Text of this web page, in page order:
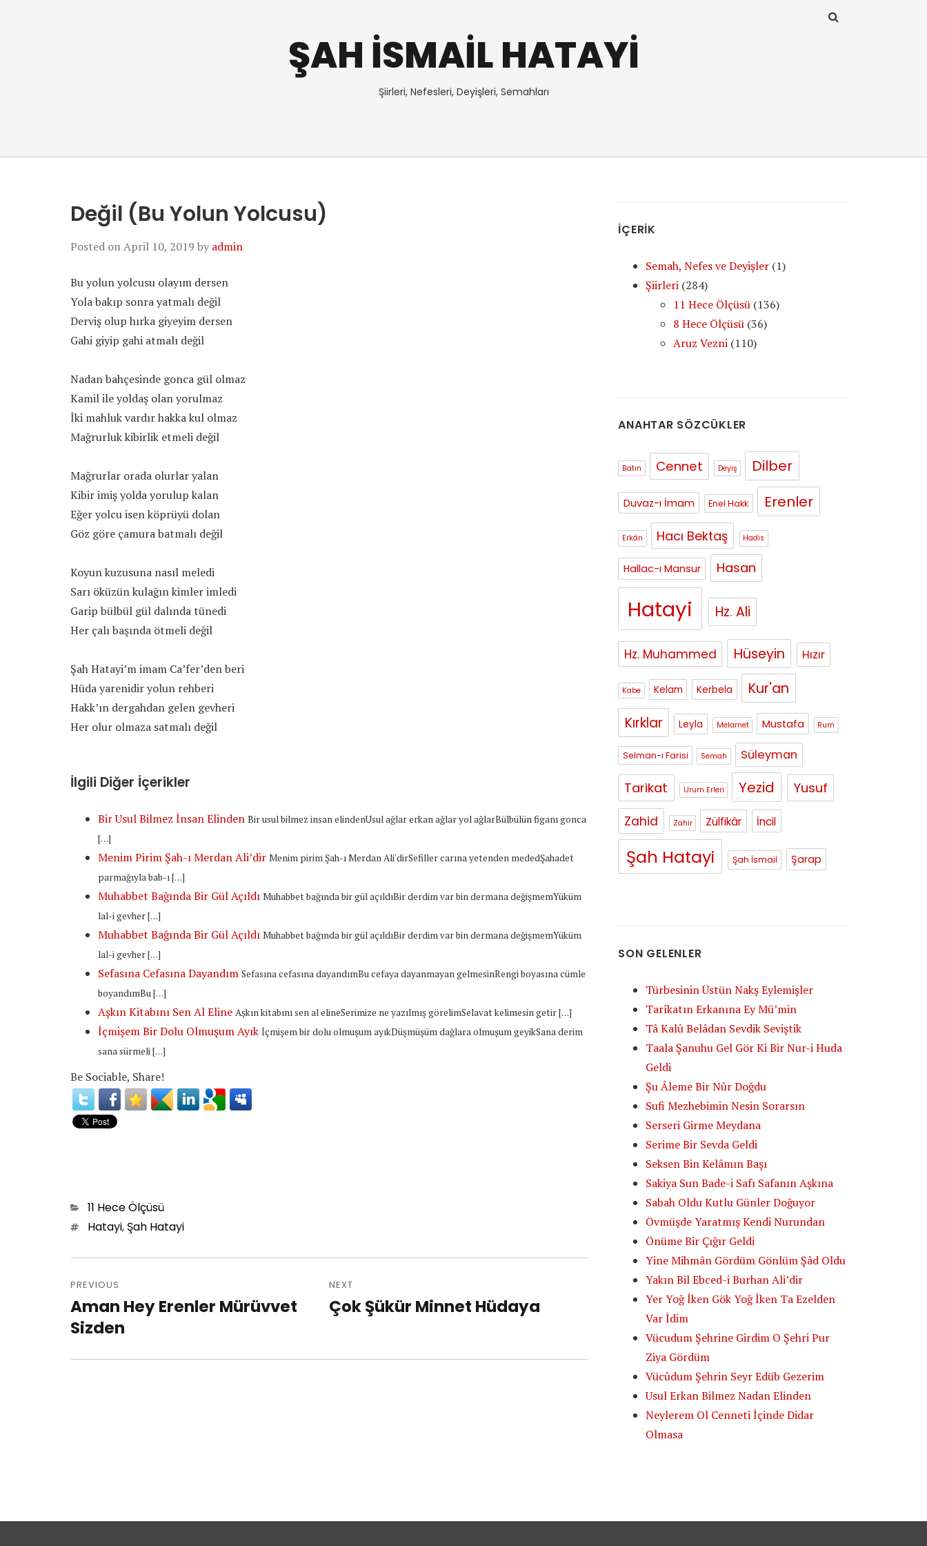
ŞAH İSMAİL HATAYİ
Şiirleri, Nefesleri, Deyişleri, Semahları
Değil (Bu Yolun Yolcusu)
Posted onApril 10, 2019 by admin
Bu yolun yolcusu olayım dersen
Yola bakıp sonra yatmalı değil
Derviş olup hırka giyeyim dersen
Gahi giyip gahi atmalı değil
Nadan bahçesinde gonca gül olmaz
Kamil ile yoldaş olan yorulmaz
İki mahluk vardır hakka kul olmaz
Mağrurluk kibirlik etmeli değil
Mağrurlar orada olurlar yalan
Kibir imiş yolda yorulup kalan
Eğer yolcu isen köprüyü dolan
Göz göre çamura batmalı değil
Koyun kuzusuna nasıl meledi
Sarı öküzün kulağın kimler imledi
Garip bülbül gül dalında tünedi
Her çalı başında ötmeli değil
Şah Hatayi’m imam Ca’fer’den beri
Hüda yarenidir yolun rehberi
Hakk’ın dergahdan gelen gevheri
Her olur olmaza satmalı değil
İlgili Diğer İçerikler
Bir Usul Bilmez İnsan Elinden Bir usul bilmez insan elindenUsul ağlar erkan ağlar yol ağlarBülbülün figanı gonca
[…]
Menim Pirim Şah-ı Merdan Ali’dir Menim pirim Şah-ı Merdan Ali'dirSefiller carına yetenden mededŞahadet
parmağıyla bab-ı […]
Muhabbet Bağında Bir Gül Açıldı Muhabbet bağında bir gül açıldıBir derdim var bin dermana değişmemYüküm
lal-i gevher […]
Muhabbet Bağında Bir Gül Açıldı Muhabbet bağında bir gül açıldıBir derdim var bin dermana değişmemYüküm
lal-i gevher […]
Sefasına Cefasına Dayandım Sefasına cefasına dayandımBu cefaya dayanmayan gelmesinRengi boyasına cümle
boyandımBu […]
Aşkın Kitabını Sen Al Eline Aşkın kitabını sen al elineSerimize ne yazılmış görelimSelavat kelimesin getir […]
İçmişem Bir Dolu Olmuşum Ayık İçmişem bir dolu olmuşum ayıkDüşmüşüm dağlara olmuşum geyikSana derim
sana sürmeli […]
Be Sociable, Share!
Categories
11 Hece Ölçüsü
TagsHatayi, Şah Hatayi
Post
navigation
PREVIOUS
Previous
post:
Aman Hey Erenler Mürüvvet
Sizden
NEXT
Next
Çok Şükür Minnet Hüdaya
İÇERİK
Semah, Nefes ve Deyişler (1)
Şiirleri (284)
11 Hece Ölçüsü (136)
8 Hece Ölçüsü (36)
Aruz Vezni (110)
ANAHTAR SÖZCÜKLER
Batın Cennet Deyiş Dilber
Duvaz-ı İmam Enel Hakk Erenler
Erkân Hacı Bektaş Hadis
Hallac-ı Mansur Hasan
Hatayi Hz. Ali
Hz. Muhammed Hüseyin Hızır
Kabe Kelam Kerbela
Kur'an
Kırklar
Leyla Melamet Mustafa Rum
Selman-ı Farisi Semah Süleyman
Tarikat Urum Erleri Yezid Yusuf
Zahid Zahir Zülfikâr İncil
Şah Hatayi Şah İsmail Şarap
SON GELENLER
Türbesinin Üstün Nakş Eylemişler
Tarîkatın Erkanına Ey Mü’min
Tâ Kalû Belâdan Sevdik Seviştik
Taala Şanuhu Gel Gör Ki Bir Nur-i Huda
Geldi
Şu Âleme Bir Nûr Doğdu
Sufi Mezhebimin Nesin Sorarsın
Serseri Girme Meydana
Serime Bir Sevda Geldi
Seksen Bin Kelâmın Başı
Sakiya Sun Bade-i Safı Safanın Aşkına
Sabah Oldu Kutlu Günler Doğuyor
Övmüşde Yaratmış Kendi Nurundan
Önüme Bir Çığır Geldi
Yine Mihmân Gördüm Gönlüm Şâd Oldu
Yakın Bil Ebced-i Burhan Ali’dir
Yer Yoğ İken Gök Yoğ İken Ta Ezelden
Var İdim
Vücudum Şehrine Girdim O Şehri Pur
Ziya Gördüm
Vücûdum Şehrin Seyr Edüb Gezerim
Usul Erkan Bilmez Nadan Elinden
Neylerem Ol Cenneti İçinde Didar
Olmasa